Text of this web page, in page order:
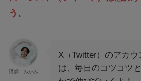
う 。
講師 みかみ
X（Twitter）のアカウ
は、毎日のコツコツ